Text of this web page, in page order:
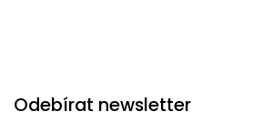
Odebírat newsletter